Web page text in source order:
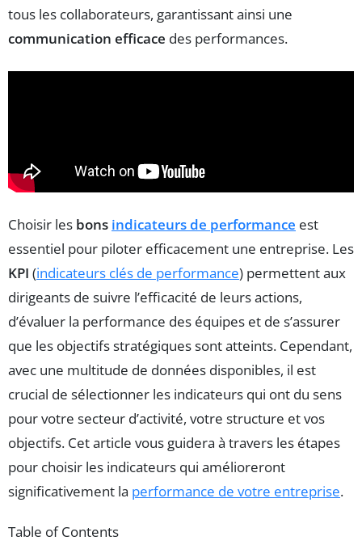
tous les collaborateurs, garantissant ainsi une
communication efficace des performances.
Choisir les bons indicateurs de performance est
essentiel pour piloter efficacement une entreprise. Les
KPI (indicateurs clés de performance) permettent aux
dirigeants de suivre l’efficacité de leurs actions,
d’évaluer la performance des équipes et de s’assurer
que les objectifs stratégiques sont atteints. Cependant,
avec une multitude de données disponibles, il est
crucial de sélectionner les indicateurs qui ont du sens
pour votre secteur d’activité, votre structure et vos
objectifs. Cet article vous guidera à travers les étapes
pour choisir les indicateurs qui amélioreront
significativement la performance de votre entreprise.
Table of Contents